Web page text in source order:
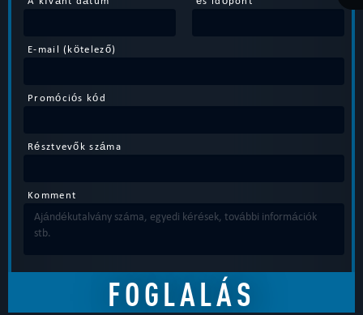
E-mail (kötelező)
Promóciós kód
Résztvevők száma
Komment